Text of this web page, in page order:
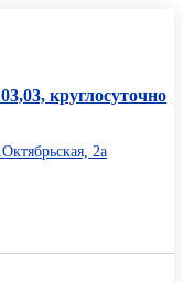
круглосуточно
2а